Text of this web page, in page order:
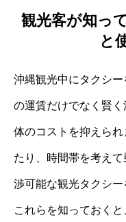
観光客が知っ
と
沖縄観光中にタクシ
の運賃だけでなく賢
体のコストを抑えら
たり、時間帯を考え
渉可能な観光タクシー
これらを知っておく